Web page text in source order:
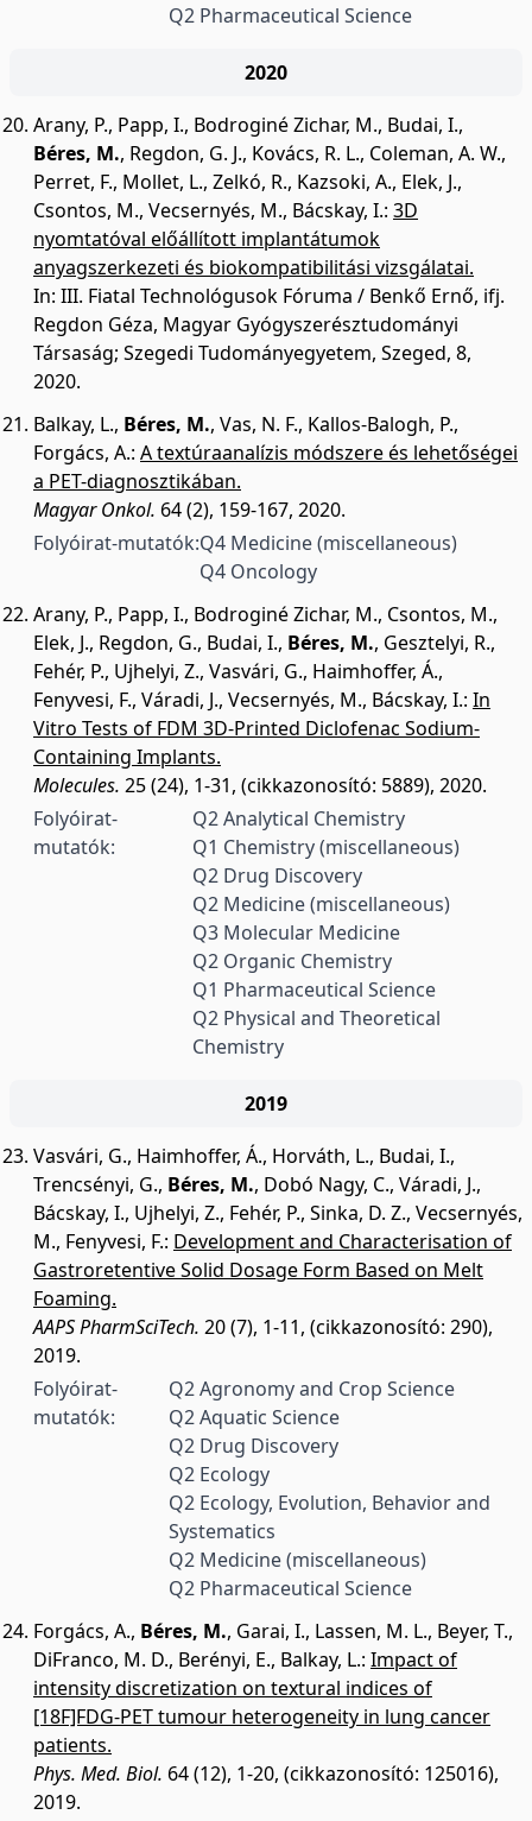
Q2 Pharmaceutical Science
2020
Arany, P., Papp, I., Bodroginé Zichar, M., Budai, I.,
Béres, M., Regdon, G. J., Kovács, R. L., Coleman, A. W.,
Perret, F., Mollet, L., Zelkó, R., Kazsoki, A., Elek, J.,
Csontos, M., Vecsernyés, M., Bácskay, I.: 3D
nyomtatóval előállított implantátumok
anyagszerkezeti és biokompatibilitási vizsgálatai.
In: III. Fiatal Technológusok Fóruma / Benkő Ernő, ifj.
Regdon Géza, Magyar Gyógyszerésztudományi
Társaság; Szegedi Tudományegyetem, Szeged, 8,
2020.
Balkay, L., Béres, M., Vas, N. F., Kallos-Balogh, P.,
Forgács, A.: A textúraanalízis módszere és lehetőségei
a PET-diagnosztikában.
Magyar Onkol. 64 (2), 159-167, 2020.
Folyóirat-mutatók:Q4 Medicine (miscellaneous)
Q4 Oncology
Arany, P., Papp, I., Bodroginé Zichar, M., Csontos, M.,
Elek, J., Regdon, G., Budai, I., Béres, M., Gesztelyi, R.,
Fehér, P., Ujhelyi, Z., Vasvári, G., Haimhoffer, Á.,
Fenyvesi, F., Váradi, J., Vecsernyés, M., Bácskay, I.: In
Vitro Tests of FDM 3D-Printed Diclofenac Sodium-
Containing Implants.
Molecules. 25 (24), 1-31, (cikkazonosító: 5889), 2020.
Folyóirat-
mutatók:
Q2 Analytical Chemistry
Q1 Chemistry (miscellaneous)
Q2 Drug Discovery
Q2 Medicine (miscellaneous)
Q3 Molecular Medicine
Q2 Organic Chemistry
Q1 Pharmaceutical Science
Q2 Physical and Theoretical
Chemistry
2019
Vasvári, G., Haimhoffer, Á., Horváth, L., Budai, I.,
Trencsényi, G., Béres, M., Dobó Nagy, C., Váradi, J.,
Bácskay, I., Ujhelyi, Z., Fehér, P., Sinka, D. Z., Vecsernyés,
M., Fenyvesi, F.: Development and Characterisation of
Gastroretentive Solid Dosage Form Based on Melt
Foaming.
AAPS PharmSciTech. 20 (7), 1-11, (cikkazonosító: 290),
2019.
Folyóirat-
mutatók:
Q2 Agronomy and Crop Science
Q2 Aquatic Science
Q2 Drug Discovery
Q2 Ecology
Q2 Ecology, Evolution, Behavior and
Systematics
Q2 Medicine (miscellaneous)
Q2 Pharmaceutical Science
Forgács, A., Béres, M., Garai, I., Lassen, M. L., Beyer, T.,
DiFranco, M. D., Berényi, E., Balkay, L.: Impact of
intensity discretization on textural indices of
[18F]FDG-PET tumour heterogeneity in lung cancer
patients.
Phys. Med. Biol. 64 (12), 1-20, (cikkazonosító: 125016),
2019.